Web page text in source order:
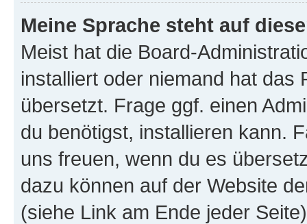
Meine Sprache steht auf
Meist hat die Board-
installiert oder niemand hat das
übersetzt. Frage ggf. einen
du benötigst, installieren kann.
uns freuen, wenn du es
dazu können auf der Website
(siehe Link am Ende jeder